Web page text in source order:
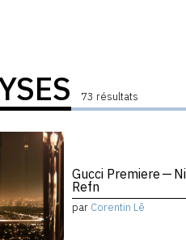
73 résultats
Gucci Premiere —
Refn
par Corentin Lê